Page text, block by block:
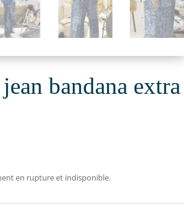
bandana extra
en rupture et indisponible.